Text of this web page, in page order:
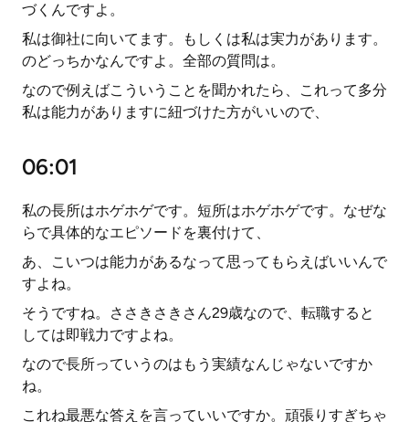
づくんですよ。
私は御社に向いてます。もしくは私は実力があります。
のどっちかなんですよ。全部の質問は。
なので例えばこういうことを聞かれたら、これって多分
私は能力がありますに紐づけた方がいいので、
06:01
私の長所はホゲホゲです。短所はホゲホゲです。なぜな
らで具体的なエピソードを裏付けて、
あ、こいつは能力があるなって思ってもらえばいいんで
すよね。
そうですね。ささきさきさん29歳なので、転職すると
しては即戦力ですよね。
なので長所っていうのはもう実績なんじゃないですか
ね。
これね最悪な答えを言っていいですか。頑張りすぎちゃ